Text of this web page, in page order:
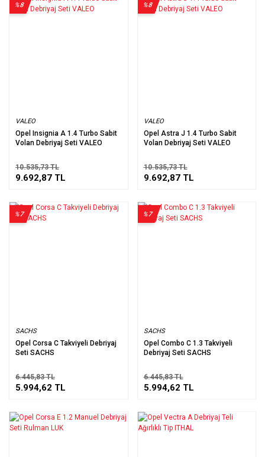
VALEO
Opel Insignia A 1.4 Turbo Sabit
Volan Debriyaj Seti VALEO
%8
10.535,73 TL
9.692,87 TL
VALEO
Opel Astra J 1.4 Turbo Sabit
Volan Debriyaj Seti VALEO
%8
10.535,73 TL
9.692,87 TL
SACHS
Opel Corsa C Takviyeli Debriyaj
Seti SACHS
%7
6.445,83 TL
5.994,62 TL
SACHS
Opel Combo C 1.3 Takviyeli
Debriyaj Seti SACHS
%7
6.445,83 TL
5.994,62 TL